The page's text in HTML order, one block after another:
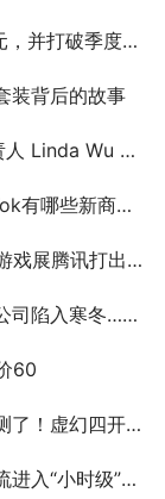
用户支出最高记录
装背后的故事
游戏出海增长峰会演讲嘉宾！
哪些新商机？
打出了一张王牌
司陷入寒冬……
60
发，TapTap 8.8分
“小时级”比拼